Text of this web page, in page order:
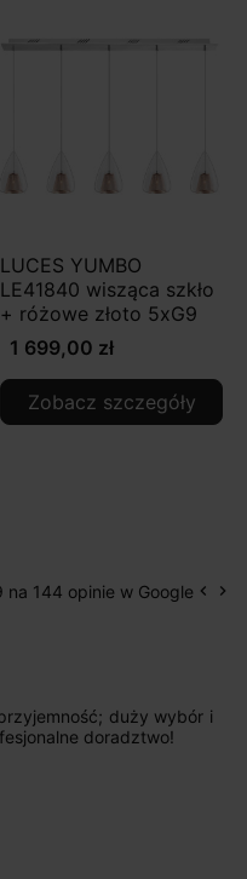
LUCES YUMBO
LE41840 wisząca szkło
+ różowe złoto 5xG9
1 699,00 zł
Zobacz szczegóły
na 144 opinie w Google keyboard_arrow_left keyboard_arrow_right
duży wybór i
doradztwo!